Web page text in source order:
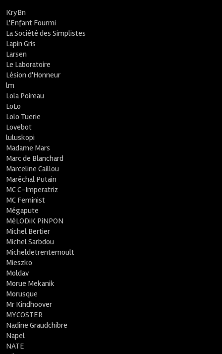
KryBn
L'Enfant Fourmi
La Société des Simplistes
Lapin Gris
Larsen
Le Laboratoire
Lésion d'Honneur
lm
Lola Poireau
LoLo
Lolo Tuerie
Lovebot
luluskopi
Madame Mars
Marc de Blanchard
Marceline Caillou
Maréchal Putain
MC C-Imperatriz
MC Feminist
Mégapute
MéLODiK PiNPON
Michel Bertier
Michel Sarbdou
Micheldetrentemoult
Mieszko
Moldav
Morue Mekanik
Morusque
Mr Kindhoover
MYCOSTER
Nadine Graudchibre
Napel
NATE